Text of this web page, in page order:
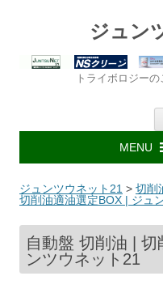
ジュン
トライボロジー
ジュンツウネット21 > 切削
切削油適油選定BOX | ジュ
自動盤 切削油 | 切
ンツウネット21